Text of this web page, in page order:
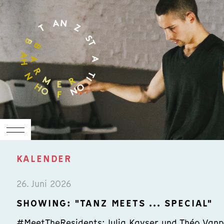
KALENDER
26. Juni 2026
SHOWING: "TANZ MEETS ... SPECIAL"